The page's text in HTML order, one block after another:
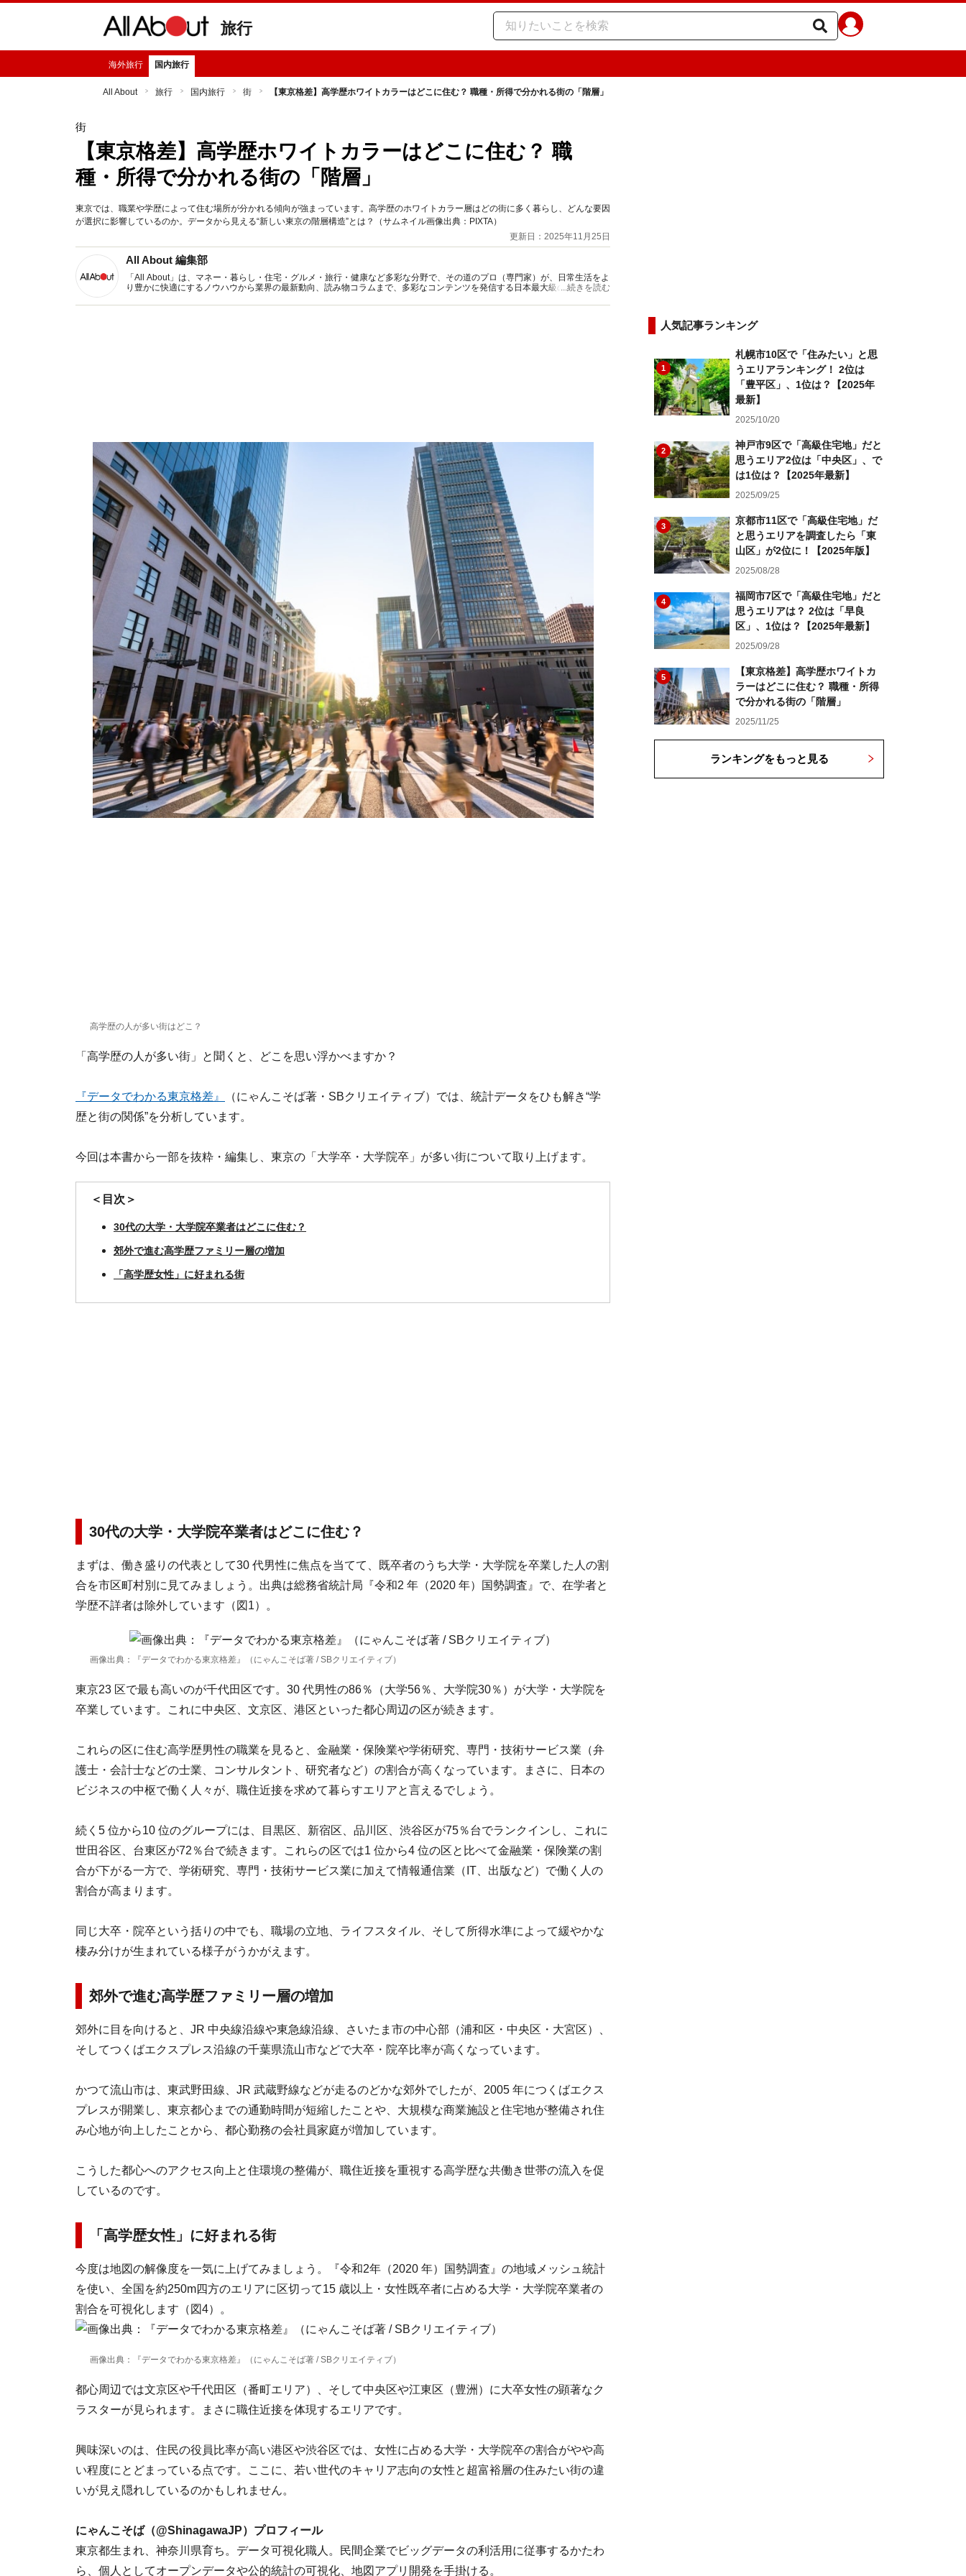
旅行
海外旅行 国内旅行
All About 旅行 国内旅行 街 【東京格差】高学歴ホワイトカラーはどこに住む？ 職種・所得で分かれる街の「階層」
街
【東京格差】高学歴ホワイトカラーはどこに住む？ 職
種・所得で分かれる街の「階層」
東京では、職業や学歴によって住む場所が分かれる傾向が強まっています。高学歴のホワイトカラー層はどの街に多く暮らし、どんな要因
が選択に影響しているのか。データから見える“新しい東京の階層構造”とは？（サムネイル画像出典：PIXTA）
更新日：2025年11月25日
All About 編集部
「All About」は、マネー・暮らし・住宅・グルメ・旅行・健康など多彩な分野で、その道のプロ（専門家）が、日常生活をよ
り豊かに快適にするノウハウから業界の最新動向、読み物コラムまで、多彩なコンテンツを発信する日本最大級の総合情報サ
...続きを読む
高学歴の人が多い街はどこ？
「高学歴の人が多い街」と聞くと、どこを思い浮かべますか？
『データでわかる東京格差』
（にゃんこそば著・SBクリエイティブ）では、統計データをひも解き“学
歴と街の関係”を分析しています。
今回は本書から一部を抜粋・編集し、東京の「大学卒・大学院卒」が多い街について取り上げます。
＜目次＞
30代の大学・大学院卒業者はどこに住む？
郊外で進む高学歴ファミリー層の増加
「高学歴女性」に好まれる街
30代の大学・大学院卒業者はどこに住む？
まずは、働き盛りの代表として30 代男性に焦点を当てて、既卒者のうち大学・大学院を卒業した人の割
合を市区町村別に見てみましょう。出典は総務省統計局『令和2 年（2020 年）国勢調査』で、在学者と
学歴不詳者は除外しています（図1）。
画像出典：『データでわかる東京格差』（にゃんこそば著 / SBクリエイティブ）
東京23 区で最も高いのが千代田区です。30 代男性の86％（大学56％、大学院30％）が大学・大学院を
卒業しています。これに中央区、文京区、港区といった都心周辺の区が続きます。
これらの区に住む高学歴男性の職業を見ると、金融業・保険業や学術研究、専門・技術サービス業（弁
護士・会計士などの士業、コンサルタント、研究者など）の割合が高くなっています。まさに、日本の
ビジネスの中枢で働く人々が、職住近接を求めて暮らすエリアと言えるでしょう。
続く5 位から10 位のグループには、目黒区、新宿区、品川区、渋谷区が75％台でランクインし、これに
世田谷区、台東区が72％台で続きます。これらの区では1 位から4 位の区と比べて金融業・保険業の割
合が下がる一方で、学術研究、専門・技術サービス業に加えて情報通信業（IT、出版など）で働く人の
割合が高まります。
同じ大卒・院卒という括りの中でも、職場の立地、ライフスタイル、そして所得水準によって緩やかな
棲み分けが生まれている様子がうかがえます。
郊外で進む高学歴ファミリー層の増加
郊外に目を向けると、JR 中央線沿線や東急線沿線、さいたま市の中心部（浦和区・中央区・大宮区）、
そしてつくばエクスプレス沿線の千葉県流山市などで大卒・院卒比率が高くなっています。
かつて流山市は、東武野田線、JR 武蔵野線などが走るのどかな郊外でしたが、2005 年につくばエクス
プレスが開業し、東京都心までの通勤時間が短縮したことや、大規模な商業施設と住宅地が整備され住
み心地が向上したことから、都心勤務の会社員家庭が増加しています。
こうした都心へのアクセス向上と住環境の整備が、職住近接を重視する高学歴な共働き世帯の流入を促
しているのです。
「高学歴女性」に好まれる街
今度は地図の解像度を一気に上げてみましょう。『令和2年（2020 年）国勢調査』の地域メッシュ統計
を使い、全国を約250m四方のエリアに区切って15 歳以上・女性既卒者に占める大学・大学院卒業者の
割合を可視化します（図4）。
画像出典：『データでわかる東京格差』（にゃんこそば著 / SBクリエイティブ）
都心周辺では文京区や千代田区（番町エリア）、そして中央区や江東区（豊洲）に大卒女性の顕著なク
ラスターが見られます。まさに職住近接を体現するエリアです。
興味深いのは、住民の役員比率が高い港区や渋谷区では、女性に占める大学・大学院卒の割合がやや高
い程度にとどまっている点です。ここに、若い世代のキャリア志向の女性と超富裕層の住みたい街の違
いが見え隠れしているのかもしれません。
にゃんこそば（@ShinagawaJP）プロフィール
東京都生まれ、神奈川県育ち。データ可視化職人。民間企業でビッグデータの利活用に従事するかたわ
ら、個人としてオープンデータや公的統計の可視化、地図アプリ開発を手掛ける。
人気記事ランキング
1
札幌市10区で「住みたい」と思
うエリアランキング！ 2位は
「豊平区」、1位は？【2025年
最新】
2025/10/20
2
神戸市9区で「高級住宅地」だと
思うエリア2位は「中央区」、で
は1位は？【2025年最新】
2025/09/25
3
京都市11区で「高級住宅地」だ
と思うエリアを調査したら「東
山区」が2位に！【2025年版】
2025/08/28
4
福岡市7区で「高級住宅地」だと
思うエリアは？ 2位は「早良
区」、1位は？【2025年最新】
2025/09/28
5
【東京格差】高学歴ホワイトカ
ラーはどこに住む？ 職種・所得
で分かれる街の「階層」
2025/11/25
ランキングをもっと見る